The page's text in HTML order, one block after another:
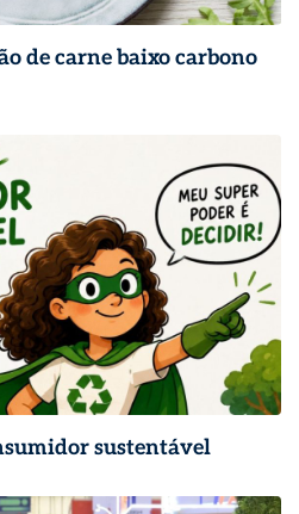
de carne baixo carbono
sustentável